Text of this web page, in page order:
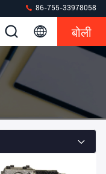
86-755-33978058
बोली